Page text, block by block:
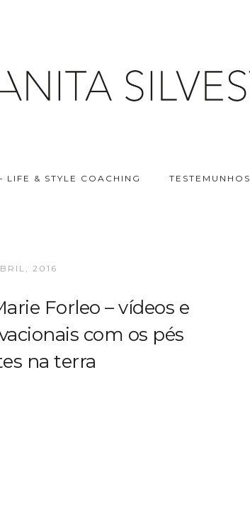
LIFE & STYLE COACHING TESTEMUNHOS
2016
Forleo – vídeos e
com os pés
na terra